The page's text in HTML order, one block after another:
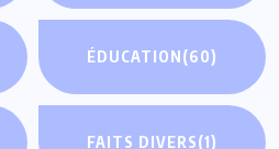
ÉDUCATION(60)
FAITS DIVERS(1)